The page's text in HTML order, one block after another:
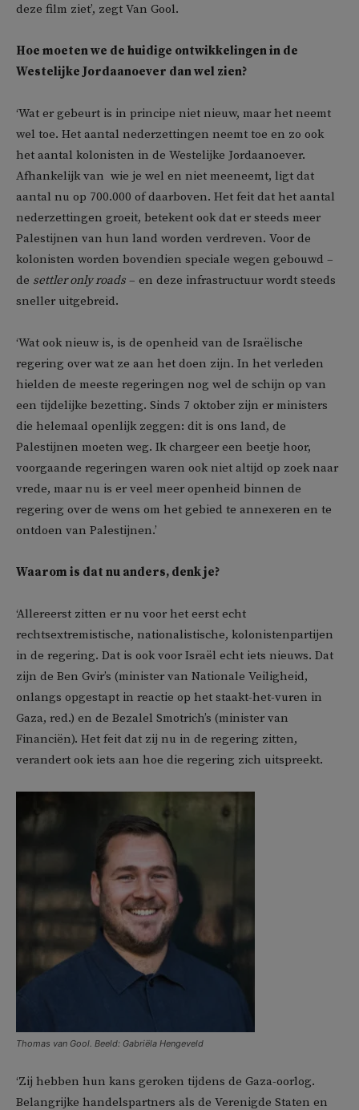
deze film ziet’, zegt Van Gool.
Hoe moeten we de huidige ontwikkelingen in de
Westelijke Jordaanoever dan wel zien?
‘Wat er gebeurt is in principe niet nieuw, maar het neemt
wel toe. Het aantal nederzettingen neemt toe en zo ook
het aantal kolonisten in de Westelijke Jordaanoever.
Afhankelijk van wie je wel en niet meeneemt, ligt dat
aantal nu op 700.000 of daarboven. Het feit dat het aantal
nederzettingen groeit, betekent ook dat er steeds meer
Palestijnen van hun land worden verdreven. Voor de
kolonisten worden bovendien speciale wegen gebouwd –
de settler only roads – en deze infrastructuur wordt steeds
sneller uitgebreid.
‘Wat ook nieuw is, is de openheid van de Israëlische
regering over wat ze aan het doen zijn. In het verleden
hielden de meeste regeringen nog wel de schijn op van
een tijdelijke bezetting. Sinds 7 oktober zijn er ministers
die helemaal openlijk zeggen: dit is ons land, de
Palestijnen moeten weg. Ik chargeer een beetje hoor,
voorgaande regeringen waren ook niet altijd op zoek naar
vrede, maar nu is er veel meer openheid binnen de
regering over de wens om het gebied te annexeren en te
ontdoen van Palestijnen.’
Waarom is dat nu anders, denk je?
‘Allereerst zitten er nu voor het eerst echt
rechtsextremistische, nationalistische, kolonistenpartijen
in de regering. Dat is ook voor Israël echt iets nieuws. Dat
zijn de Ben Gvir’s (minister van Nationale Veiligheid,
onlangs opgestapt in reactie op het staakt-het-vuren in
Gaza, red.) en de Bezalel Smotrich’s (minister van
Financiën). Het feit dat zij nu in de regering zitten,
verandert ook iets aan hoe die regering zich uitspreekt.
Thomas van Gool. Beeld: Gabriëla Hengeveld
‘Zij hebben hun kans geroken tijdens de Gaza-oorlog.
Belangrijke handelspartners als de Verenigde Staten en